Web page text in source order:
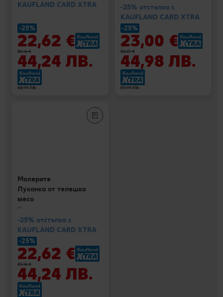
KAUFLAND CARD XTRA
-25%
22,62 €
30,16 €
44,24 ЛВ.
58,99 ЛВ.
-25% отстъпка с
KAUFLAND CARD XTRA
-25%
23,00 €
30,67 €
44,98 ЛВ.
59,99 ЛВ.
Молерите
Луканка от телешко
месо
кг
-25% отстъпка с
KAUFLAND CARD XTRA
-25%
22,62 €
30,16 €
44,24 ЛВ.